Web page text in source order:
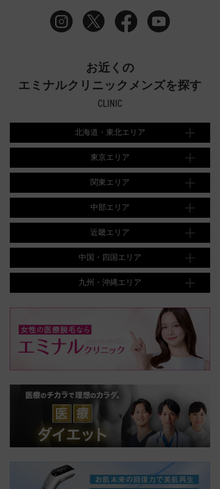
お近くの
エミナルクリニックメンズを探す
CLINIC
北海道・東北エリア
東京エリア
関東エリア
中部エリア
近畿エリア
中国・四国エリア
九州・沖縄エリア